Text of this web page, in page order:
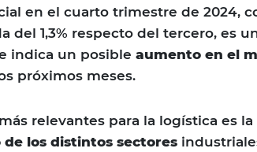
en el cuarto trimestre de 2024,
del 1,3% respecto del tercero, es
indica un posible aumento en el
próximos meses.
relevantes para la logística es la
de los distintos sectores